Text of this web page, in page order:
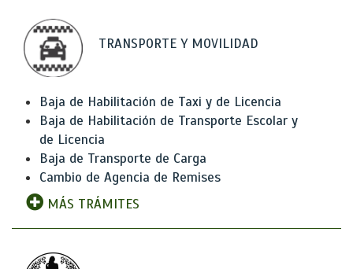
TRANSPORTE Y MOVILIDAD
Baja de Habilitación de Taxi y de Licencia
Baja de Habilitación de Transporte Escolar y
de Licencia
Baja de Transporte de Carga
Cambio de Agencia de Remises
MÁS TRÁMITES